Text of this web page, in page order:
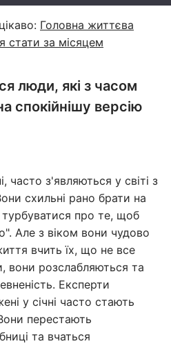
Головна життєва
стати за місяцем
люди, які з часом
спокійнішу версію
часто з'являються у світі з
схильні рано брати на
турбуватися про те, щоб
Але з віком вони чудово
вчить їх, що не все
вони розслабляються та
Експерти
у січні часто стають
перестають
та вчаться